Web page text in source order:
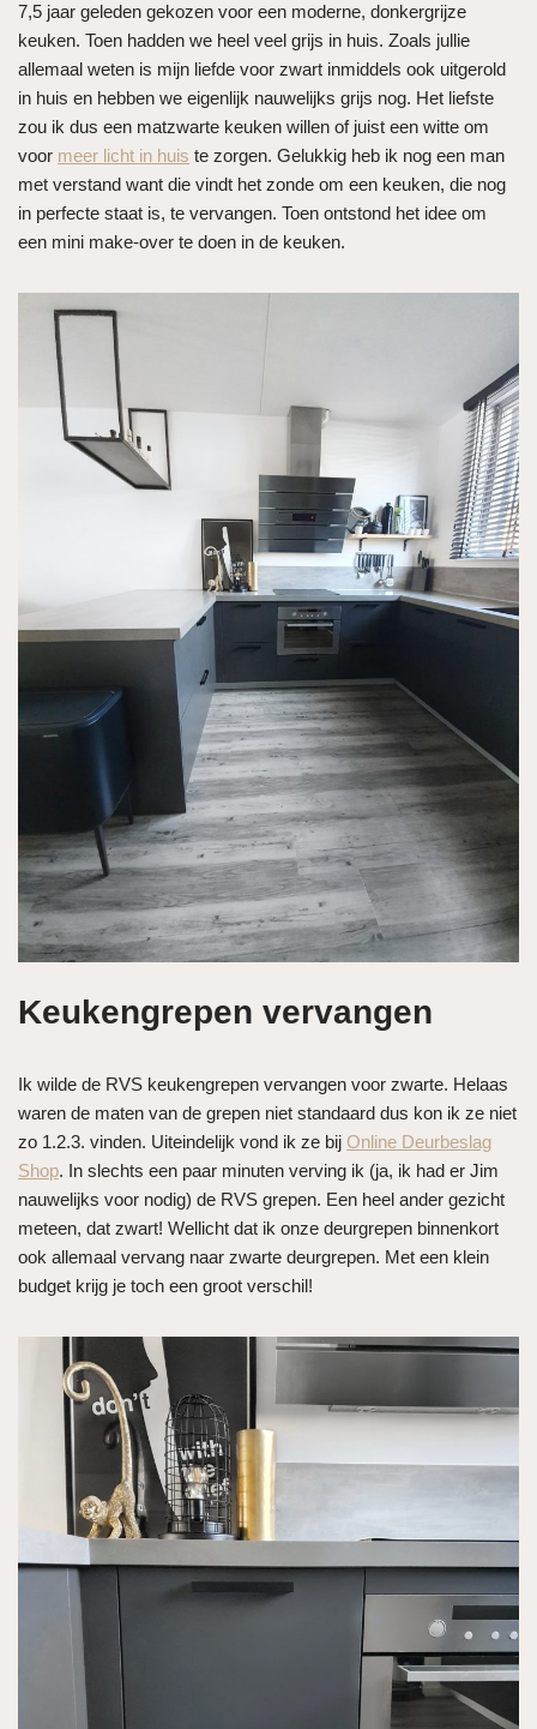
7,5 jaar geleden gekozen voor een moderne, donkergrijze
keuken. Toen hadden we heel veel grijs in huis. Zoals jullie
allemaal weten is mijn liefde voor zwart inmiddels ook uitgerold
in huis en hebben we eigenlijk nauwelijks grijs nog. Het liefste
zou ik dus een matzwarte keuken willen of juist een witte om
voor meer licht in huis te zorgen. Gelukkig heb ik nog een man
met verstand want die vindt het zonde om een keuken, die nog
in perfecte staat is, te vervangen. Toen ontstond het idee om
een mini make-over te doen in de keuken.
Keukengrepen vervangen
Ik wilde de RVS keukengrepen vervangen voor zwarte. Helaas
waren de maten van de grepen niet standaard dus kon ik ze niet
zo 1.2.3. vinden. Uiteindelijk vond ik ze bij Online Deurbeslag
Shop. In slechts een paar minuten verving ik (ja, ik had er Jim
nauwelijks voor nodig) de RVS grepen. Een heel ander gezicht
meteen, dat zwart! Wellicht dat ik onze deurgrepen binnenkort
ook allemaal vervang naar zwarte deurgrepen. Met een klein
budget krijg je toch een groot verschil!